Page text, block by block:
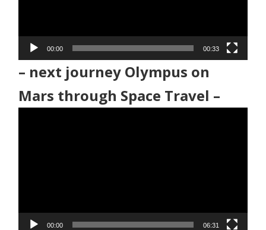
ー
00:00 00:33
– next journey Olympus on
Mars through Space Travel –
ー
00:00 06:31